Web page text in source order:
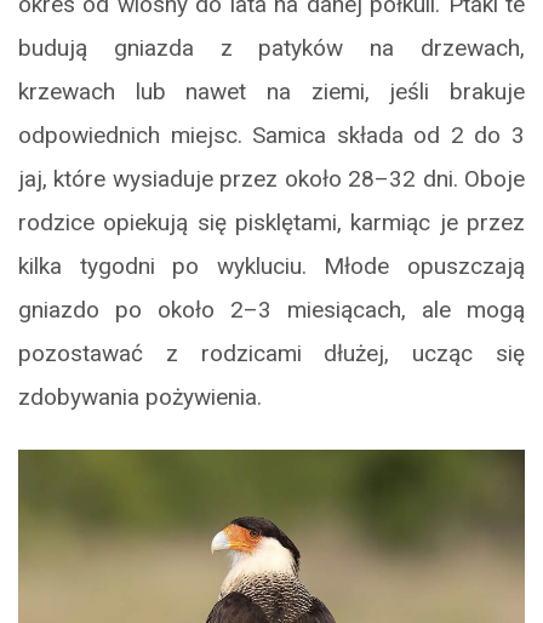
budują gniazda z patyków na drzewach,
krzewach lub nawet na ziemi, jeśli brakuje
odpowiednich miejsc. Samica składa od 2 do 3
jaj, które wysiaduje przez około 28–32 dni. Oboje
rodzice opiekują się pisklętami, karmiąc je przez
kilka tygodni po wykluciu. Młode opuszczają
gniazdo po około 2–3 miesiącach, ale mogą
pozostawać z rodzicami dłużej, ucząc się
zdobywania pożywienia.